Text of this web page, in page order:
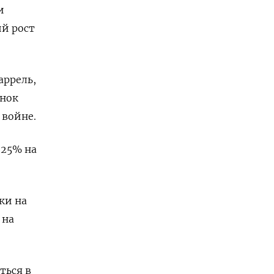
рост
на
на
в